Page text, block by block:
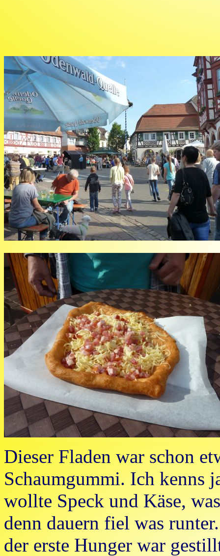
Dieser Fladen war schon
Schaumgummi. Ich kenns
wollte Speck und Käse,
denn dauern fiel was
der erste Hunger war